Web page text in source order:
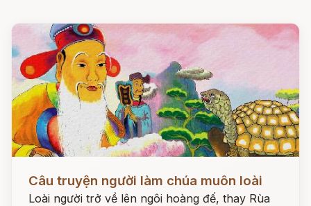
Câu truyện người làm chúa muôn loài
Loài người trở về lên ngôi hoàng đế, thay Rùa